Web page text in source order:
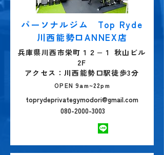
パーソナルジム Top Ryde
川西能勢口ANNEX店
兵庫県川西市栄町１２−１ 秋山ビル
2F
アクセス：​川西能勢口駅徒歩3分
OPEN 9am~22pm
toprydeprivategymodori@gmail.com
080-2000-3003